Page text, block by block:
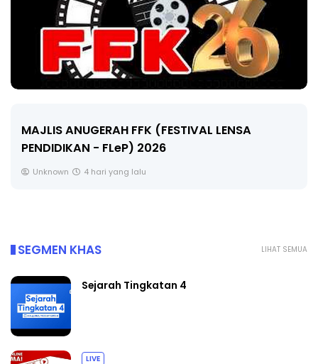
LENSA LIVE
🔴 [LIVE] MATEMATIK SR,
CIKGU ANITA #ALLINONE
LIHAT SEMUA
SEGMEN KHAS
Sejarah Tingkatan 4
LIVE